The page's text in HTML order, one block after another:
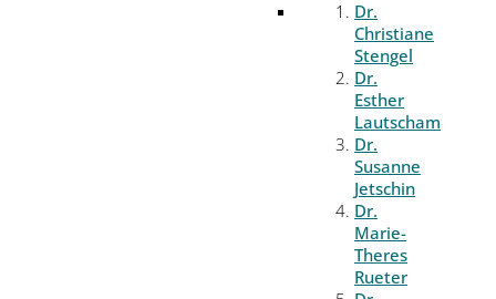
Dr.
Christiane
Stengel
Dr.
Esther
Lautscham
Dr.
Susanne
Jetschin
Dr.
Marie-
Theres
Rueter